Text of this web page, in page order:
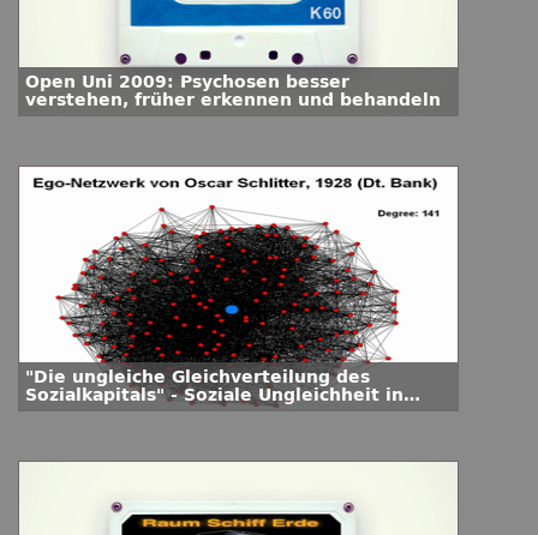
Open Uni 2009: Psychosen besser
verstehen, früher erkennen und behandeln
"Die ungleiche Gleichverteilung des
Sozialkapitals" - Soziale Ungleichheit in
Netzwerken